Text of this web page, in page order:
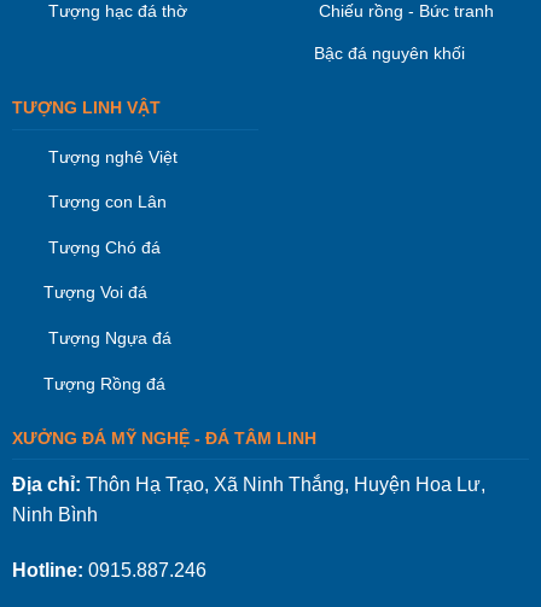
Tượng hạc đá thờ Chiếu rồng - Bức tranh
Bậc đá nguyên khối
TƯỢNG LINH VẬT
Tượng nghê Việt
Tượng con Lân
Tượng Chó đá
Tượng Voi đá
Tượng Ngựa đá
Tượng Rồng đá
XƯỞNG ĐÁ MỸ NGHỆ - ĐÁ TÂM LINH
Địa chỉ: Thôn Hạ Trạo, Xã Ninh Thắng, Huyện Hoa Lư,
Ninh Bình
Hotline: 0915.887.246